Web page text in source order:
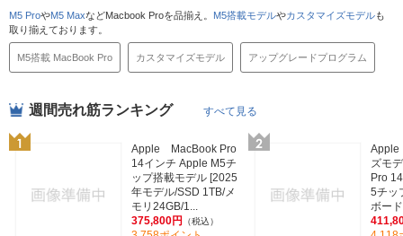
M5 ProやM5 MaxなどMacbook Proを品揃え。 M5搭載モデルやカスタマイズモデルも
取り揃えております。
M5搭載 MacBook Pro カスタマイズモデル アップグレードプログラム
週間売れ筋ランキング すべて見る
Apple MacBook Pro
14インチ Apple M5チ
ップ搭載モデル [2025
年モデル/SSD 1TB/メ
モリ24GB/1...
375,800円
（税込）
ズモ
Pro
5チッ
ボー